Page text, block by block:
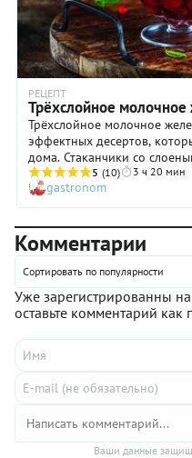
РЕЦЕПТ
Трёхслойное молочное
Трёхслойное молочное
эффектных десертов,
дома. Стаканчики со
украсят любое торжество,
рейтинг в кругу друзей!
интересным видом и
что в нем очень мало
себе даже приверженцы ПП.
талии! Рецепт желе очень
поможет вам понять
ингредиентов – самые
приготовления
которая вас ожидает –
застывают в холодильнике!
5 (10) 3 ч 20 мин
gastronom
Комментарии
Сортировать по популярности
Уже зарегистрированны
оставьте комментарий как
Ваши данные